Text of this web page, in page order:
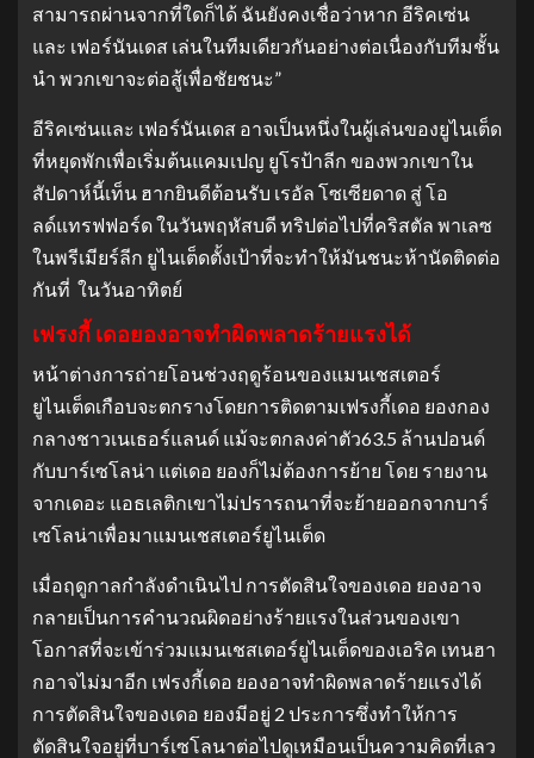
สามารถผ่านจากที่ใดก็ได้ ฉันยังคงเชื่อว่าหาก อีริคเซ่น
และ เฟอร์นันเดส เล่นในทีมเดียวกันอย่างต่อเนื่องกับทีมชั้น
นำ พวกเขาจะต่อสู้เพื่อชัยชนะ”
อีริคเซ่นและ เฟอร์นันเดส อาจเป็นหนึ่งในผู้เล่นของยูไนเต็ด
ที่หยุดพักเพื่อเริ่มต้นแคมเปญ ยูโรป้าลีก ของพวกเขาใน
สัปดาห์นี้เท็น ฮากยินดีต้อนรับ เรอัล โซเซียดาด สู่ โอ
ลด์แทรฟฟอร์ด ในวันพฤหัสบดี ทริปต่อไปที่คริสตัล พาเลซ
ในพรีเมียร์ลีก ยูไนเต็ดตั้งเป้าที่จะทำให้มันชนะห้านัดติดต่อ
กันที่ ในวันอาทิตย์
เฟรงกี้ เดอยองอาจทำผิดพลาดร้ายแรงได้
หน้าต่างการถ่ายโอนช่วงฤดูร้อนของแมนเชสเตอร์
ยูไนเต็ดเกือบจะตกรางโดยการติดตามเฟรงกี้เดอ ยองกอง
กลางชาวเนเธอร์แลนด์ แม้จะตกลงค่าตัว63.5 ล้านปอนด์
กับบาร์เซโลน่า แต่เดอ ยองก็ไม่ต้องการย้าย โดย รายงาน
จากเดอะ แอธเลติกเขาไม่ปรารถนาที่จะย้ายออกจากบาร์
เซโลน่าเพื่อมาแมนเชสเตอร์ยูไนเต็ด
เมื่อฤดูกาลกำลังดำเนินไป การตัดสินใจของเดอ ยองอาจ
กลายเป็นการคำนวณผิดอย่างร้ายแรงในส่วนของเขา
โอกาสที่จะเข้าร่วมแมนเชสเตอร์ยูไนเต็ดของเอริค เทนฮา
กอาจไม่มาอีก เฟรงกี้เดอ ยองอาจทำผิดพลาดร้ายแรงได้
การตัดสินใจของเดอ ยองมีอยู่ 2 ประการซึ่งทำให้การ
ตัดสินใจอยู่ที่บาร์เซโลนาต่อไปดูเหมือนเป็นความคิดที่เลว